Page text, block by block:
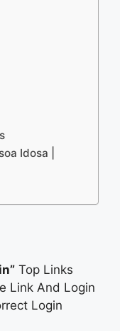
Idosa |
Top Links
Link And Login
Login